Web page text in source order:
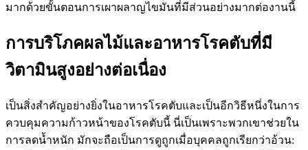
มากด้วยขั้นตอนการเผาผลาญไขมันที่มีส่วนอย่างมากต่องานนี้
การบริโภคผลไม้และอาหารโรคตับที่มี
วิตามินสูงอย่างต่อเนื่อง
เป็นสิ่งสำคัญอย่างยิ่งในอาหารโรคตับและเป็นอีกวิธีหนึ่งในการ
ควบคุมความก้าวหน้าของโรคตับนี้ นี่เป็นเพราะพวกเขาช่วยใน
การลดน้ำหนัก มักจะถือเป็นการดูถูกเมื่อบุคคลถูกเรียกว่าอ้วน: